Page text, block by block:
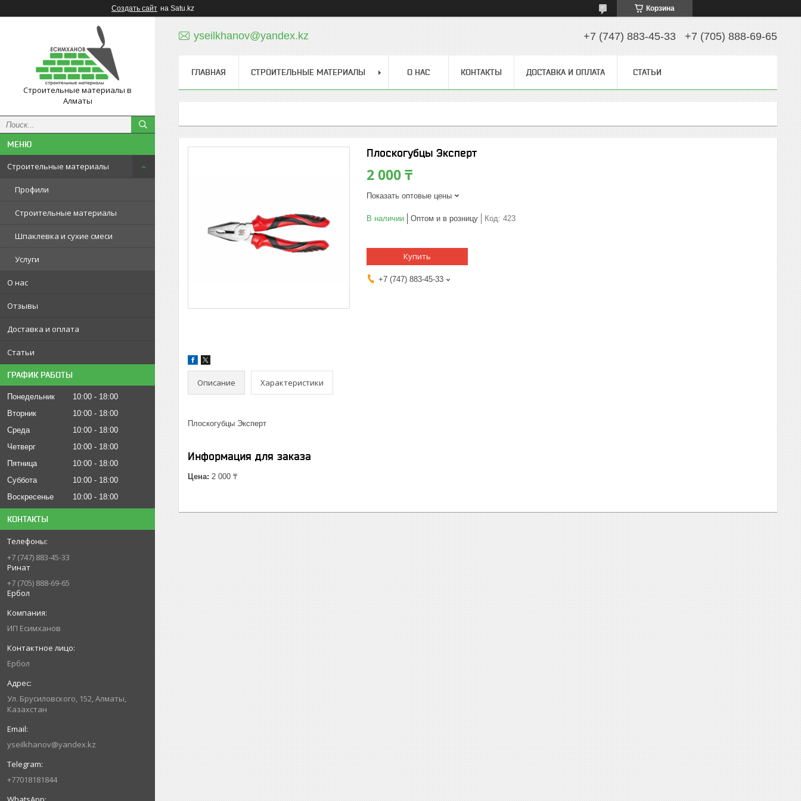
Создать сайт на Satu.kz Корзина
Строительные материалы в
Алматы
Строительные материалы
Профили
Строительные материалы
Шпаклевка и сухие смеси
Услуги
О нас
Отзывы
Доставка и оплата
Статьи
ГРАФИК РАБОТЫ
Понедельник 10:00
18:00
Вторник
10:00
18:00
Среда
10:00
18:00
Четверг
10:00
18:00
Пятница
10:00
18:00
Суббота
10:00
18:00
Воскресенье
10:00 18:00
КОНТАКТЫ
+7 (747) 883-45-33
Ринат
+7 (705) 888-69-65
Ербол
ИП Есимxанов
Ербол
Ул. Брусиловского, 152, Алматы,
Казахстан
yseilkhanov@yandex.kz
+77018181844
yseilkhanov@yandex.kz +7 (747) 883-45-33 +7 (705) 888-69-65
ГЛАВНАЯ СТРОИТЕЛЬНЫЕ МАТЕРИАЛЫ О НАС КОНТАКТЫ ДОСТАВКА И ОПЛАТА СТАТЬИ
Плоскогубцы Эксперт
2 000 ₸
Показать оптовые цены
В наличии Оптом и в розницу Код: 423
Купить
+7 (747) 883-45-33
Описание Характеристики
Плоскогубцы Эксперт
Информация для заказа
Цена: 2 000 ₸